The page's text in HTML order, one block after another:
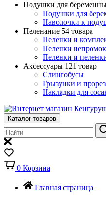
Подушки для
Подушки для
Наволочки к
Пеленание 54 товара
Пеленки и
Пеленки
Пеленки и
Аксессуары 121 товар
Слингобусы
Грызунки и
Накладки для
Каталог товаров
0 Корзина
Главная страница